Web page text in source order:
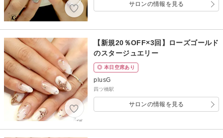
サロンの情報を見る
【新規20％OFF×3回】ローズゴールド
のスタージュエリー
◎ 本日空席あり
plusG
四ツ橋駅
サロンの情報を見る